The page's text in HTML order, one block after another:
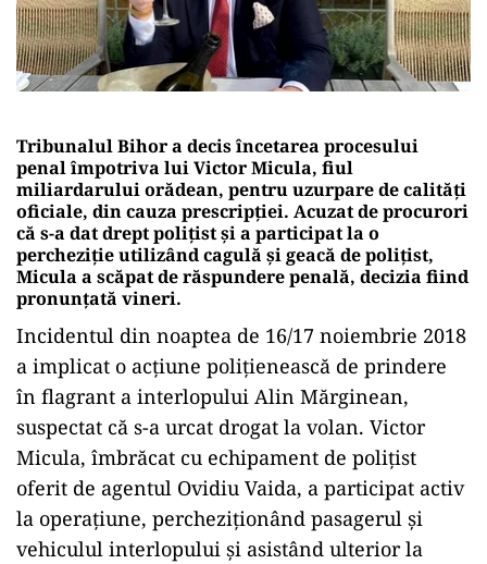
Tribunalul Bihor a decis încetarea procesului
penal împotriva lui Victor Micula, fiul
miliardarului orădean, pentru uzurpare de calităţi
oficiale, din cauza prescripției. Acuzat de procurori
că s-a dat drept polițist și a participat la o
percheziție utilizând cagulă și geacă de polițist,
Micula a scăpat de răspundere penală, decizia fiind
pronunțată vineri.
Incidentul din noaptea de 16/17 noiembrie 2018
a implicat o acțiune polițienească de prindere
în flagrant a interlopului Alin Mărginean,
suspectat că s-a urcat drogat la volan. Victor
Micula, îmbrăcat cu echipament de polițist
oferit de agentul Ovidiu Vaida, a participat activ
la operațiune, percheziționând pasagerul și
vehiculul interlopului și asistând ulterior la